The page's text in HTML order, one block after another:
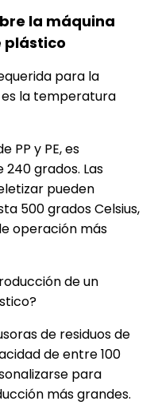
la máquina
plástico
para la
es la temperatura
PP y PE, es
grados. Las
pueden
500 grados Celsius,
operación más
de un
de residuos de
de entre 100
para
más grandes.